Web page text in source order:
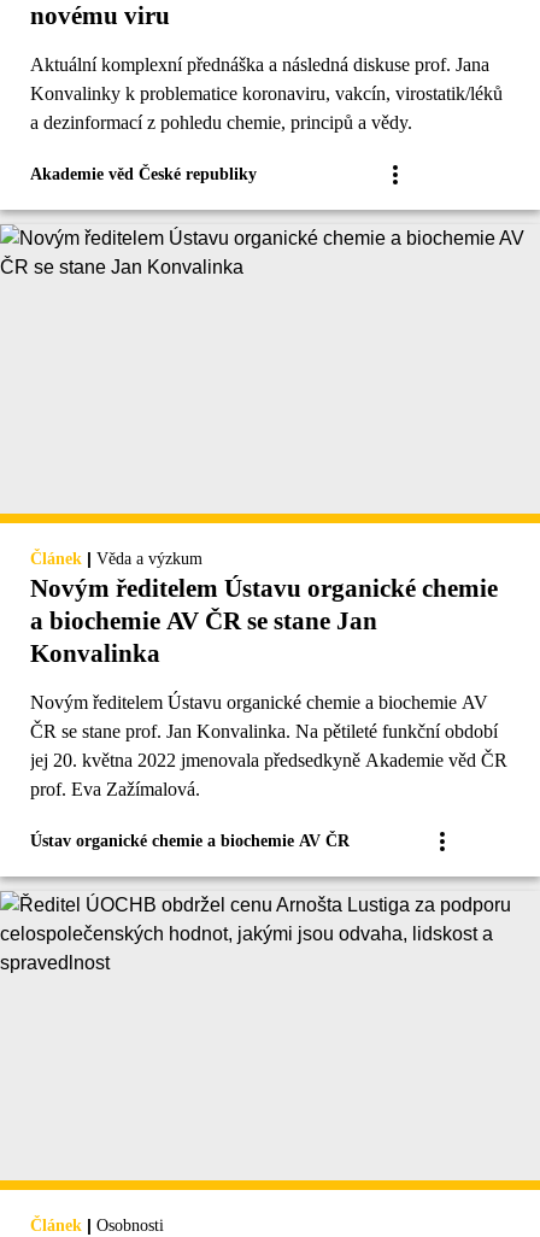
novému viru
Aktuální komplexní přednáška a následná diskuse prof. Jana
Konvalinky k problematice koronaviru, vakcín, virostatik/léků
a dezinformací z pohledu chemie, principů a vědy.
Akademie věd České republiky
Článek | Věda a výzkum
Novým ředitelem Ústavu organické chemie
a biochemie AV ČR se stane Jan
Konvalinka
Novým ředitelem Ústavu organické chemie a biochemie AV
ČR se stane prof. Jan Konvalinka. Na pětileté funkční období
jej 20. května 2022 jmenovala předsedkyně Akademie věd ČR
prof. Eva Zažímalová.
Ústav organické chemie a biochemie AV ČR
Článek | Osobnosti